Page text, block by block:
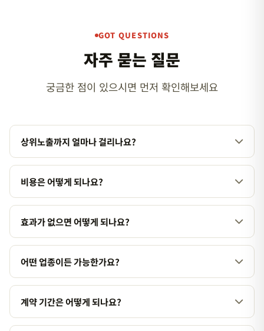
GOT QUESTIONS
자주 묻는 질문
궁금한 점이 있으시면 먼저 확인해보세요
상위노출까지 얼마나 걸리나요?
업종과 경쟁도에 따라 다르지만, 일반적으로 1~3개월 내에 가시
적인 결과를 확인하실 수 있습니다. 경쟁이 치열한 키워드의 경우
비용은 어떻게 되나요?
서비스 종류와 키워드 난이도에 따라 맞춤 견적을 제공합니다. 상
담을 통해 업종과 목표에 맞는 최적의 플랜을 안내해 드립니다.
효과가 없으면 어떻게 되나요?
데이터 기반으로 전략을 수립하기 때문에 대부분의 경우 목표한
성과를 달성합니다. 만약 목표 미달 시 전략을 재수립하여 추가 지
어떤 업종이든 가능한가요?
네, 업종에 관계없이 서비스를 제공합니다. 다만 업종별 특성을 반
영한 맞춤 전략을 수립하므로 사전 상담을 권장합니다.
계약 기간은 어떻게 되나요?
기본 계약 기간은 3개월이며, 이후 월 단위 연장이 가능합니다. 장